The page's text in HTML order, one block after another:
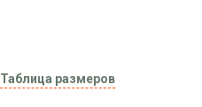
Таблица размеров